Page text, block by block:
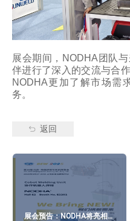
展会期间，NODHA团队
伴进行了深入的交流与合
NODHA更加了解市场需
务。
返回
展会预告：NODHA将亮相